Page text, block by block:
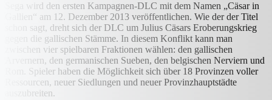
Sega wird den ersten Kampagnen-DLC mit dem Namen „Cäsar in
Gallien“ am 12. Dezember 2013 veröffentlichen. Wie der der Titel
schon sagt, dreht sich der DLC um Julius Cäsars Eroberungskrieg
gegen die gallischen Stämme. In diesem Konflikt kann man
zwischen vier spielbaren Fraktionen wählen: den gallischen
Arvernern, den germanischen Sueben, den belgischen Nerviern und
Rom. Spieler haben die Möglichkeit sich über 18 Provinzen voller
Ressourcen, neuer Siedlungen und neuer Provinzhauptstädte
auszubreiten.